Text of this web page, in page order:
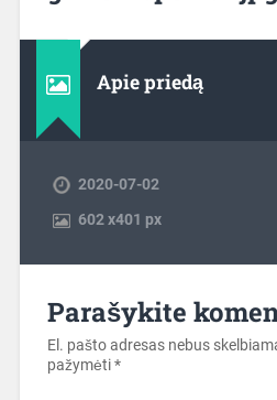
Apie priedą
2020-07-02
602x401 px
Parašykite
El. pašto adresas nebus
pažymėti*